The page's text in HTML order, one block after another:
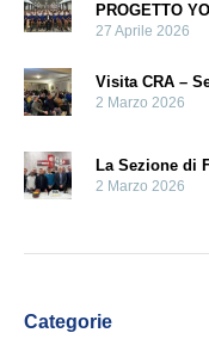
PROGETTO
27 Aprile 2026
Visita CRA –
2 Marzo 2026
La Sezione di
2 Marzo 2026
Categorie